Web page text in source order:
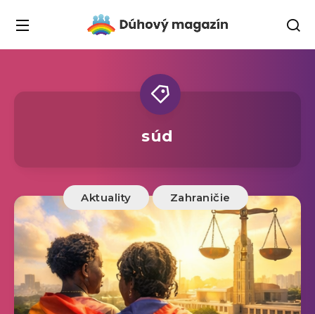
súd
Aktuality Zahraničie